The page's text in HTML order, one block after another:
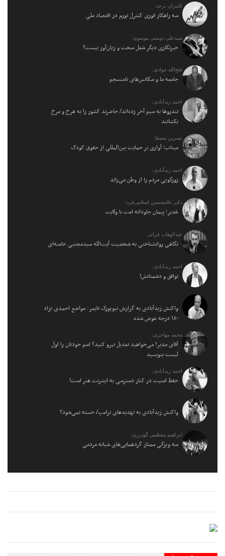
کامران نرجه:
سه راهکار فوری کنترل تورم در اقتصاد ملی
سیدعلی دوستی موسوی:
خبرنگاری دیگر شغل سخت و زیان‌آور نیست؟
فتح‌الله جوادی:
جامعه ما و سکانس‌های نامنسجم
احمد زیدآبادی:
تندروها به سیم آخر زده‌اند/ حاضرند کشور را به هرج و مرج
بکشانند
نسرین مصفا:
میناب؛ آواری بر حمایت بین‌المللی از حقوق کودک
احمد زیدآبادی:
زورگویی مردم را از وطن می‌راند
دکتر غلامحسین اسلامی‌فرد:
غدیر؛ پیمان جاودانه امت با ولایت
عبدالوهاب فراتی
نگاهی روانشناختی به شخصیت آیت‌الله سیدمجتبی خامنه‌ای
احمد زیدآبادی:
توافق و دشمنانش!
واکنش زیدآبادی به گزارش نیویورک تایمز: مواضع احمدی نژاد
۱۸۰ درجه عوض شده
محمد مهاجری:
آقای مدیر! می‌خواهید تعدیل نیرو کنید؟ اسم خودتان را اول
لیست بنویسید
احمد زیدآبادی:
حفظ امنیت در کنار دسترسی به اینترنت هنر است!
واکنش زیدآبادی به تهدیدهای ترامپ/ خسته نمی‌شود؟
ابراهیم معظمی گودرزی:
سه ویژگی ممتاز گردهمایی‌های شبانه مردمی